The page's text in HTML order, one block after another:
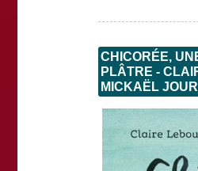
CHICORÉE,
PLÂTRE -
MICKAËL